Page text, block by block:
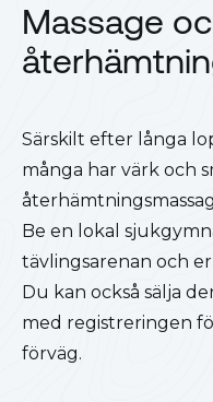
Massage
Särskilt efter långa
många har värk och
Be en lokal
tävlingsarenan och
Du kan också sälja
med registreringen
förväg.